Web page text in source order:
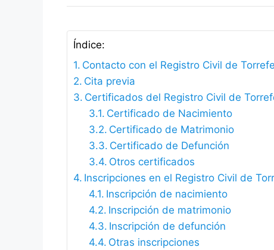
Índice:
Contacto con el Registro Civil de
Cita previa
Certificados del Registro Civil de
Certificado de Nacimiento
Certificado de Matrimonio
Certificado de Defunción
Otros certificados
Inscripciones en el Registro Civil de
Inscripción de nacimiento
Inscripción de matrimonio
Inscripción de defunción
Otras inscripciones